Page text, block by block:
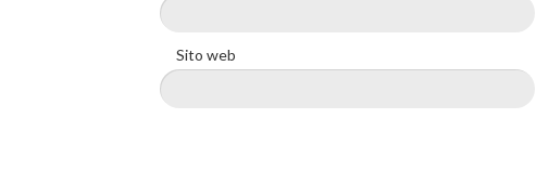
Sito web